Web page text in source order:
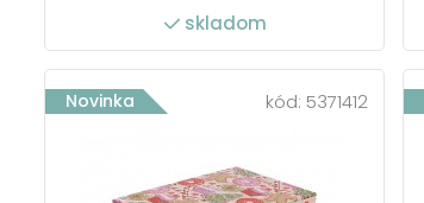
skladom
Novinka kód: 5371412